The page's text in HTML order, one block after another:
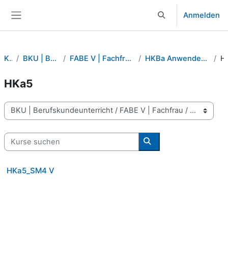
Sucheingabe
Anmelden
Kurse BKU | Berufskundeunterricht FABE V | Fachfrau / Fachmann Betreuung verkürzt HKBa Anwenden von transversalen Kompetenzen
HKa5
Kursbereiche
Kurse suchen
Kurse suchen
HKa5_SM4 V